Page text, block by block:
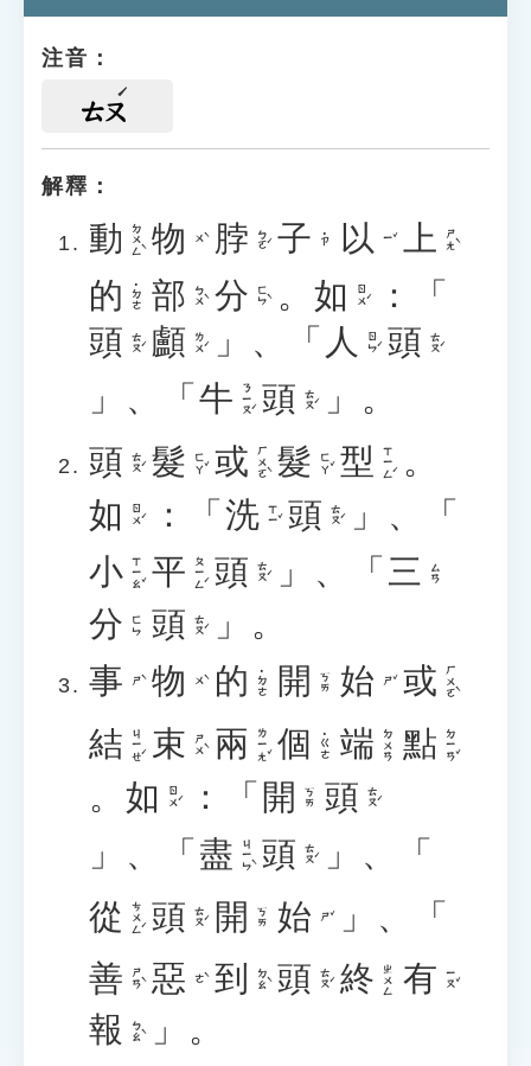
注音：
ㄊㄡ
解釋：
動 ㄉㄨㄥˋ 物 ㄨˋ 脖 ㄅㄛˊ 子 ˙ㄗ 以 ㄧˇ 上 ㄕㄤˋ
的 ˙ㄉㄜ 部 ㄅㄨˋ 分 ㄈㄣˋ 。 如 ㄖㄨˊ
：「
頭 ㄊㄡˊ 顱 ㄌㄨˊ 」、「 人 ㄖㄣˊ 頭 ㄊㄡˊ
」、「 牛 ㄋㄧㄡˊ 頭 ㄊㄡˊ
」。
頭 ㄊㄡˊ 髮 ㄈㄚˇ 或 ㄏㄨㄛˋ 髮 ㄈㄚˇ 型 ㄒㄧㄥˊ 。
如 ㄖㄨˊ ：「 洗 ㄒㄧˇ 頭 ㄊㄡˊ
」、「
小 ㄒㄧㄠˇ 平 ㄆㄧㄥˊ 頭 ㄊㄡˊ 」、「 三 ㄙㄢ
分 ㄈㄣ 頭 ㄊㄡˊ
」。
事
ㄕˋ 物 ㄨˋ 的 ˙ㄉㄜ 開 ㄎㄞ 始 ㄕˇ 或 ㄏㄨㄛˋ
結 ㄐㄧㄝˊ 束 ㄕㄨˋ 兩 ㄌㄧㄤˇ 個 ˙ㄍㄜ 端 ㄉㄨㄢ 點 ㄉㄧㄢˇ
。 如 ㄖㄨˊ ：「 開 ㄎㄞ 頭 ㄊㄡˊ
」、「 盡 ㄐㄧㄣˋ 頭 ㄊㄡˊ
」、「
從 ㄘㄨㄥˊ 頭 ㄊㄡˊ 開 ㄎㄞ 始 ㄕˇ
」、「
善 ㄕㄢˋ 惡 ㄜˋ 到 ㄉㄠˋ 頭 ㄊㄡˊ 終 ㄓㄨㄥ 有 ㄧㄡˇ
報 ㄅㄠˋ
」。